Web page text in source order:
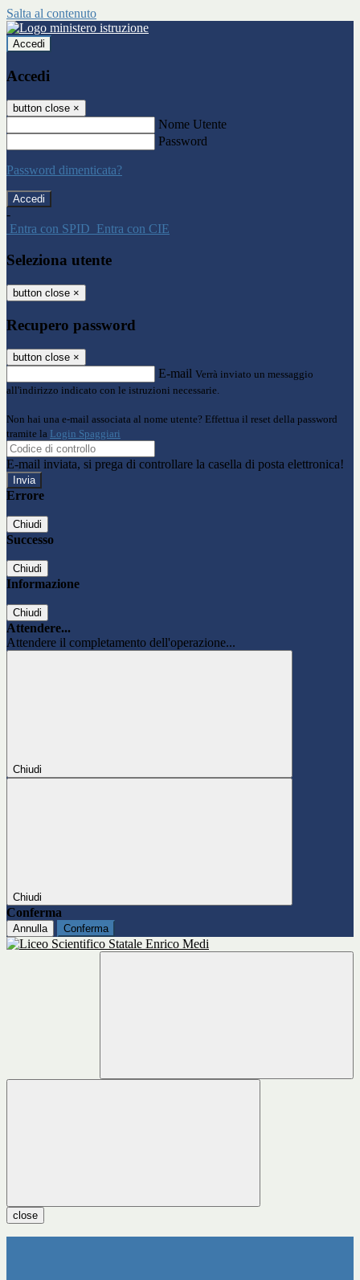
Salta al contenuto
Accedi
Accedi
button close ×
Nome Utente
Password
Password dimenticata?
-
Entra con SPID Entra con CIE
Seleziona utente
button close ×
Recupero password
button close ×
E-mail Verrà inviato un messaggio
all'indirizzo indicato con le istruzioni necessarie.
Non hai una e-mail associata al nome utente? Effettua il reset della password
tramite la Login Spaggiari
E-mail inviata, si prega di controllare la casella di posta elettronica!
Errore
Chiudi
Successo
Chiudi
Informazione
Chiudi
Attendere...
Attendere il completamento dell'operazione...
Chiudi
Chiudi
Conferma
Annulla Conferma
close